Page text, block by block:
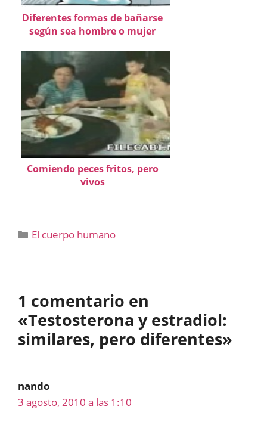
Diferentes formas de bañarse
según sea hombre o mujer
Comiendo peces fritos, pero
vivos
Categorías
El cuerpo humano
1 comentario en
«Testosterona y estradiol:
similares, pero diferentes»
nando
3 agosto, 2010 a las 1:10